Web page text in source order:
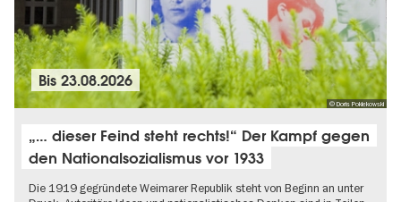
© Doris Poklekowski
Bis23.08.2026
„… dieser Feind steht rechts!“ Der Kampf gegen
den Nationalsozialismus vor 1933
Die 1919 gegründete Weimarer Republik steht von Beginn an unter